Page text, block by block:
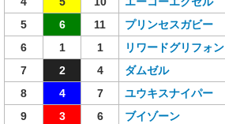
5
6 11 プリンセスガビー
6
1 1 リワードグリフォン
7
2 4 ダムゼル
8
4 7 ユウキスナイパー
9
3 6 ブイゾーン